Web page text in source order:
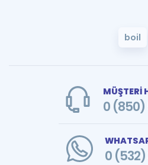
boil
MÜŞTERİ
0 (850)
0 (532)